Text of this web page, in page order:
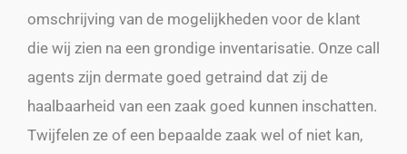
omschrijving van de mogelijkheden voor de klant
die wij zien na een grondige inventarisatie. Onze call
agents zijn dermate goed getraind dat zij de
haalbaarheid van een zaak goed kunnen inschatten.
Twijfelen ze of een bepaalde zaak wel of niet kan,